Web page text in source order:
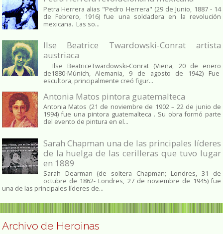
Petra Herrera alias "Pedro Herrera" (29 de Junio, 1887 - 14
de Febrero, 1916) fue una soldadera en la revolución
mexicana. Las so...
Ilse Beatrice Twardowski-Conrat artista
austriaca
Ilse BeatriceTwardowski-Conrat (Viena, 20 de enero
de1880-Múnich, Alemania, 9 de agosto de 1942) Fue
escultora, principalmente creó figur...
Antonia Matos pintora guatemalteca
Antonia Matos (21 de noviembre de 1902 – 22 de junio de
1994) fue una pintora guatemalteca . Su obra formó parte
del evento de pintura en el...
Sarah Chapman una de las principales líderes
de la huelga de las cerilleras que tuvo lugar
en 1889
Sarah Dearman (de soltera Chapman; Londres, 31 de
octubre de 1862​- Londres, 27 de noviembre de 1945)​ fue
una de las principales líderes de...
Archivo de Heroinas